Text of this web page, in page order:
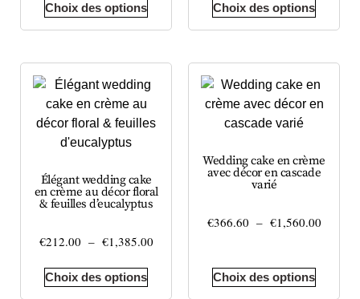
Choix des options Choix des options
Élégant wedding cake
en crème au décor floral
& feuilles d’eucalyptus
€212.00 – €1,385.00
Choix des options
Wedding cake en crème
avec décor en cascade
varié
€366.60 – €1,560.00
Choix des options